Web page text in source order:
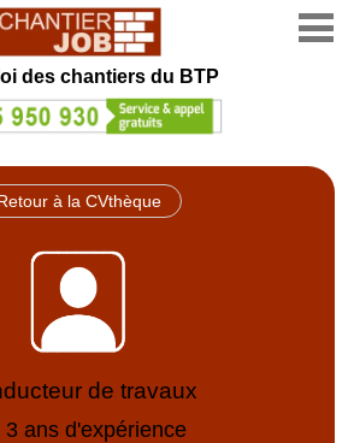
des chantiers du BTP
à la CVthèque
de travaux
3 ans d'expérience